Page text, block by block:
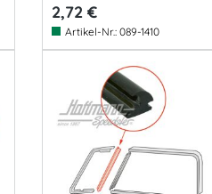
, T1/T2
2,72 €
Artikel-Nr.: 089-1410